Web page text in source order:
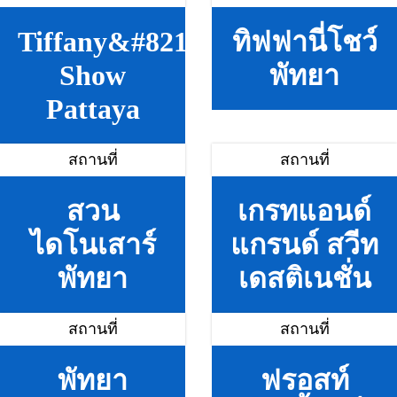
Tiffany&#8217;s
Show
Pattaya
ทิฟฟานี่โชว์
พัทยา
สถานที่
สวน
ไดโนเสาร์
พัทยา
สถานที่
เกรทแอนด์
แกรนด์ สวีท
เดสติเนชั่น
สถานที่
พัทยา
สถานที่
ฟรอสท์